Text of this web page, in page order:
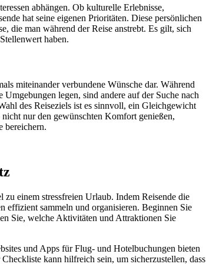
abhängen. Ob kulturelle Erlebnisse,
hat seine eigenen Prioritäten. Diese persönlichen
die man während der Reise anstrebt. Es gilt, sich
haben.
miteinander verbundene Wünsche dar. Während
legen, sind andere auf der Suche nach
des Reiseziels ist es sinnvoll, ein Gleichgewicht
nur den gewünschten Komfort genießen,
bereichern.
zu einem stressfreien Urlaub. Indem Reisende die
effizient sammeln und organisieren. Beginnen Sie
Sie, welche Aktivitäten und Attraktionen Sie
und Apps für Flug- und Hotelbuchungen bieten
kann hilfreich sein, um sicherzustellen, dass